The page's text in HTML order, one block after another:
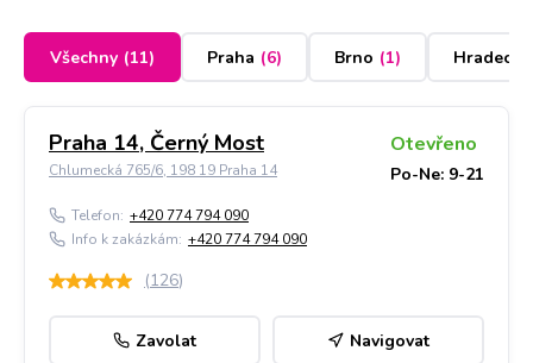
Všechny (11) Praha (6) Brno (1) Hradec
Praha 14, Černý Most
Chlumecká 765/6, 198 19 Praha 14
Otevřeno
Po-Ne: 9-21
Telefon: +420 774 794 090
Info k zakázkám: +420 774 794 090
(126)
Zavolat Navigovat